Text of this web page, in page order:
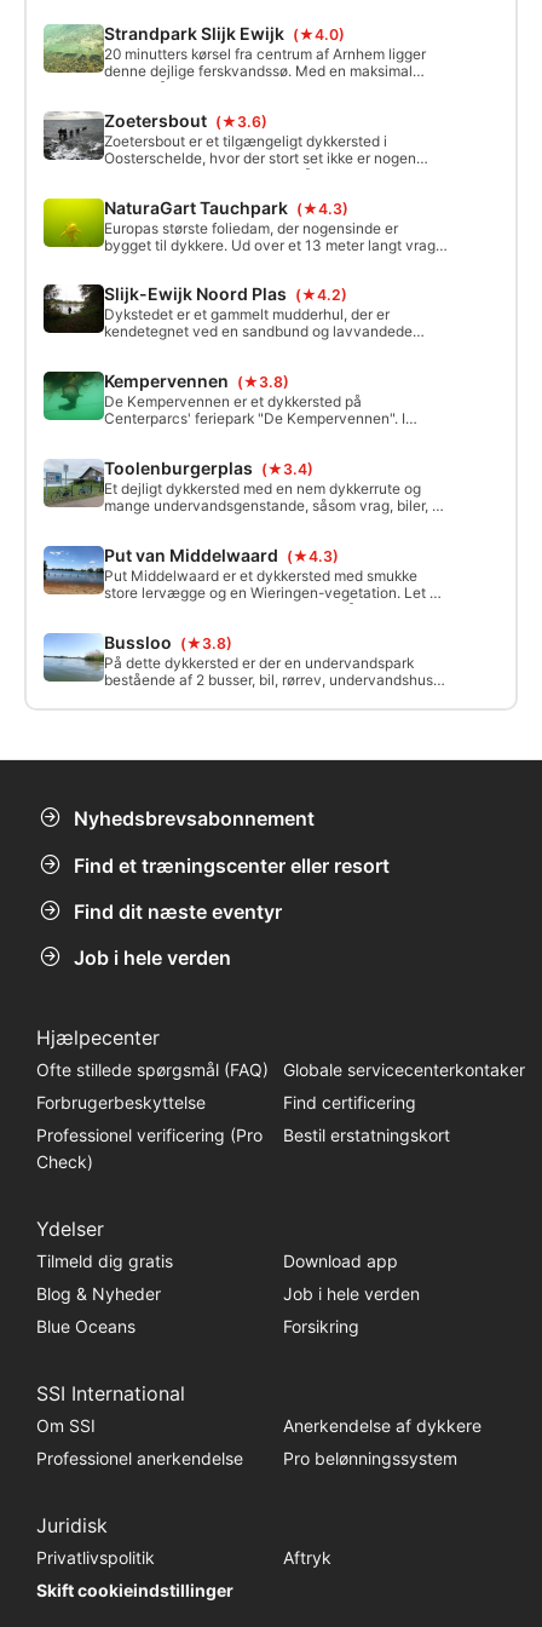
Strandpark Slijk Ewijk (★4.0)
20 minutters kørsel fra centrum af Arnhem ligger
denne dejlige ferskvandssø. Med en maksimal
dybde på 36 meter og en langsom hældning ved
for begyndere og mere avancerede dykkere.
Zoetersbout (★3.6)
Zoetersbout er et tilgængeligt dykkersted i
Oosterschelde, hvor der stort set ikke er nogen
strøm, men den kan mærkes på toppen af diget. Du
og galatheak-hummere som faste beboere. Dyk
ned mellem tangen, og opdag undervandslivet her.
NaturaGart Tauchpark (★4.3)
Europas største foliedam, der nogensinde er
bygget til dykkere. Ud over et 13 meter langt vrag
Slijk-Ewijk Noord Plas (★4.2)
Dykstedet er et gammelt mudderhul, der er
kendetegnet ved en sandbund og lavvandede
Kempervennen (★3.8)
De Kempervennen er et dykkersted på
Centerparcs' feriepark "De Kempervennen". I
"Big Mama", en kæmpe havkat på omkring 2,40 m.
Toolenburgerplas (★3.4)
Et dejligt dykkersted med en nem dykkerrute og
mange undervandsgenstande, såsom vrag, biler, to
generelt god.
Put van Middelwaard (★4.3)
Put Middelwaard er et dykkersted med smukke
store lervægge og en Wieringen-vegetation. Let at
komme til med en parkeringsplads, gåafstand ca.
du bede om tilladelse til at dykke via e-mail på
info@recreatiemiddennederland.nl
Bussloo (★3.8)
På dette dykkersted er der en undervandspark
bestående af 2 busser, bil, rørrev, undervandshus,
Kees Knol og forskellige flaskebunde. Disse
Nyhedsbrevsabonnement
Find et træningscenter eller resort
Find dit næste eventyr
Job i hele verden
Hjælpecenter
Ofte stillede spørgsmål (FAQ)
Globale servicecenterkontaker
Forbrugerbeskyttelse
Find certificering
Professionel verificering (Pro
Check)
Bestil erstatningskort
Ydelser
Tilmeld dig gratis
Download app
Blog & Nyheder
Job i hele verden
Blue Oceans
Forsikring
SSI International
Om SSI
Anerkendelse af dykkere
Professionel anerkendelse
Pro belønningssystem
Juridisk
Privatlivspolitik
Aftryk
Skift cookieindstillinger